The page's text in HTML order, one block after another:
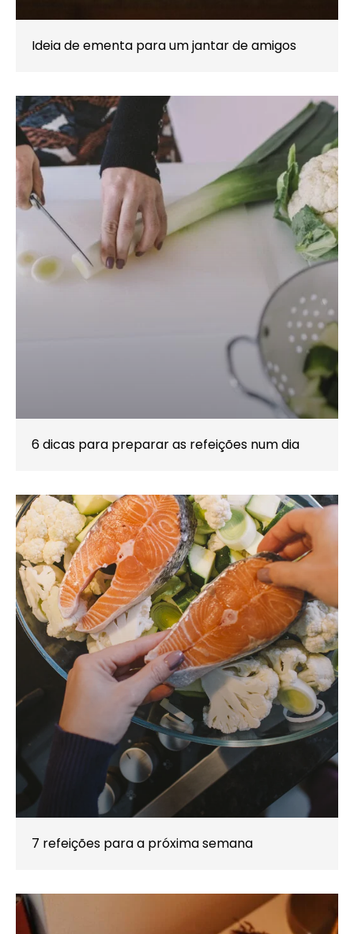
Ideia de ementa para um jantar de amigos
6 dicas para preparar as refeições num dia
7 refeições para a próxima semana